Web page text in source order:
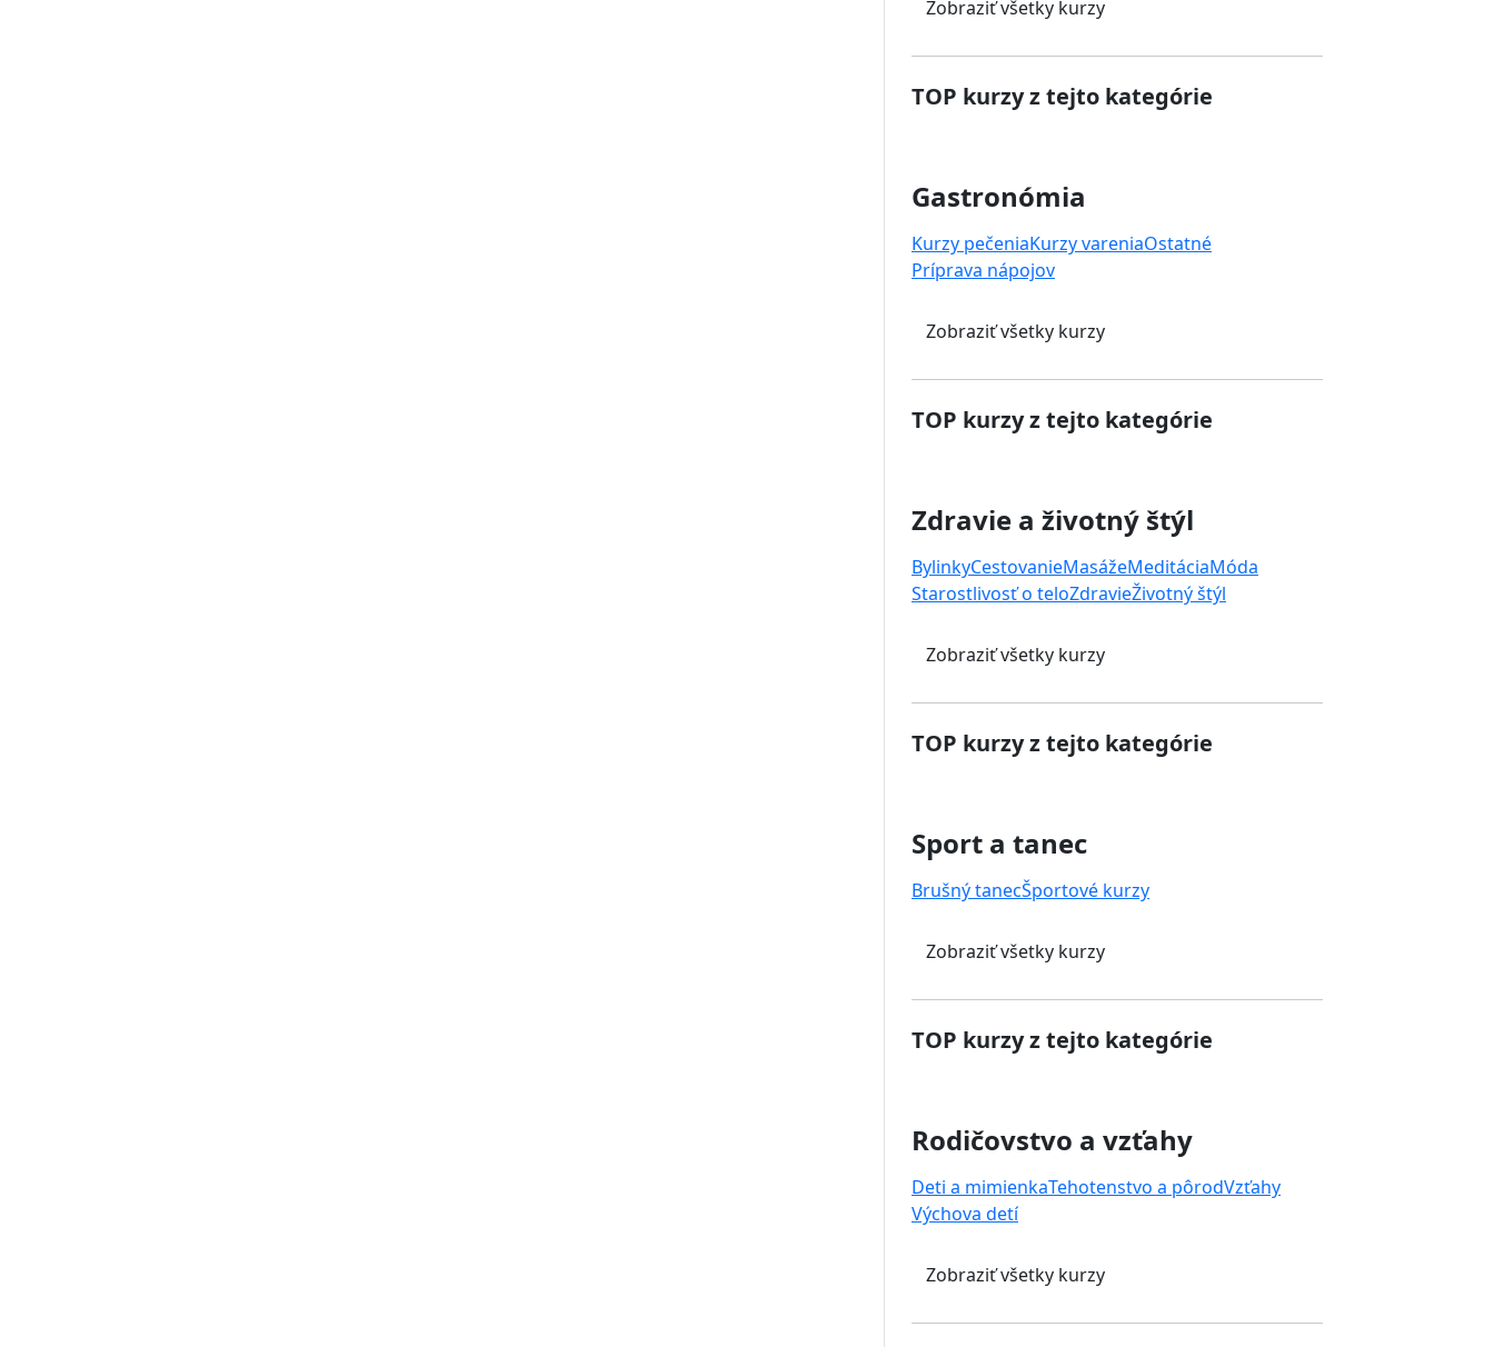
Zobraziť všetky kurzy
TOP kurzy z tejto kategórie
Gastronómia
Kurzy pečeniaKurzy vareniaOstatné
Príprava nápojov
Zobraziť všetky kurzy
TOP kurzy z tejto kategórie
Zdravie a životný štýl
BylinkyCestovanieMasážeMeditáciaMóda
Starostlivosť o teloZdravieŽivotný štýl
Zobraziť všetky kurzy
TOP kurzy z tejto kategórie
Sport a tanec
Brušný tanecŠportové kurzy
Zobraziť všetky kurzy
TOP kurzy z tejto kategórie
Rodičovstvo a vzťahy
Deti a mimienkaTehotenstvo a pôrodVzťahy
Výchova detí
Zobraziť všetky kurzy